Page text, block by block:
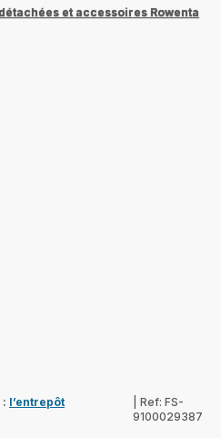
et accessoires Rowenta
: l’entrepôt
Ref: FS-
9100029387